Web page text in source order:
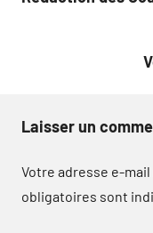
Laisser un
Votre adresse e-mail
obligatoires sont